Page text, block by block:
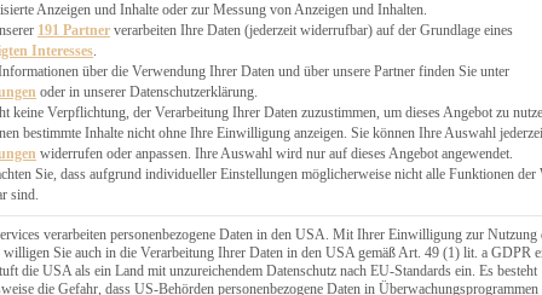
Anzeigen und Inhalte oder zur Messung von Anzeigen und Inhalten.
191 Partner verarbeiten Ihre Daten (jederzeit widerrufbar) auf der Grundlage eines
Interesses.
über die Verwendung Ihrer Daten und über unsere Partner finden Sie unter
oder in unserer Datenschutzerklärung.
keine Verpflichtung, der Verarbeitung Ihrer Daten zuzustimmen, um dieses Angebot zu
bestimmte Inhalte nicht ohne Ihre Einwilligung anzeigen. Sie können Ihre Auswahl
widerrufen oder anpassen. Ihre Auswahl wird nur auf dieses Angebot angewendet.
Sie, dass aufgrund individueller Einstellungen möglicherweise nicht alle Funktionen der
sind.
verarbeiten personenbezogene Daten in den USA. Mit Ihrer Einwilligung zur Nutzung
willigen Sie auch in die Verarbeitung Ihrer Daten in den USA gemäß Art. 49 (1) lit. a GDPR
die USA als ein Land mit unzureichendem Datenschutz nach EU-Standards ein. Es besteht
die Gefahr, dass US-Behörden personenbezogene Daten in Überwachungsprogrammen